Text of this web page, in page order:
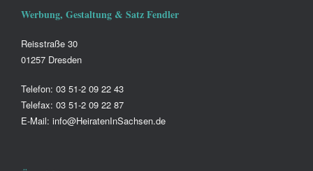
Werbung, Gestaltung & Satz Fendler
Reisstraße 30
01257 Dresden
Telefon: 03 51-2 09 22 43
Telefax: 03 51-2 09 22 87
E-Mail: info@HeiratenInSachsen.de